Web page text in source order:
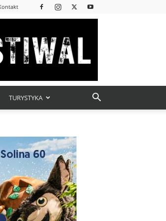
TURYSTYKA